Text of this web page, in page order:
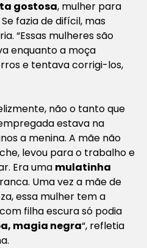
gostosa, mulher para
Se fazia de difícil, mas
“Essas mulheres são
enquanto a moça
e tentava corrigi-los,
não o tanto que
estava na
a menina. A mãe não
levou para o trabalho e
Era uma mulatinha
Uma vez a mãe de
essa mulher tem a
com filha escura só podia
magia negra“, refletia